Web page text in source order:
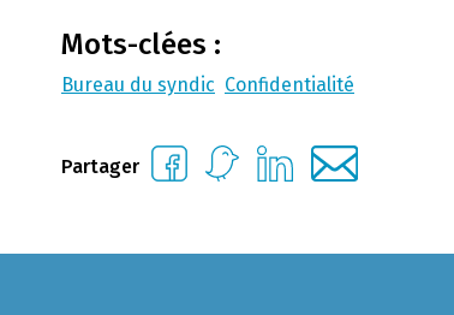
Mots-clées :
Bureau du syndic Confidentialité
Partager